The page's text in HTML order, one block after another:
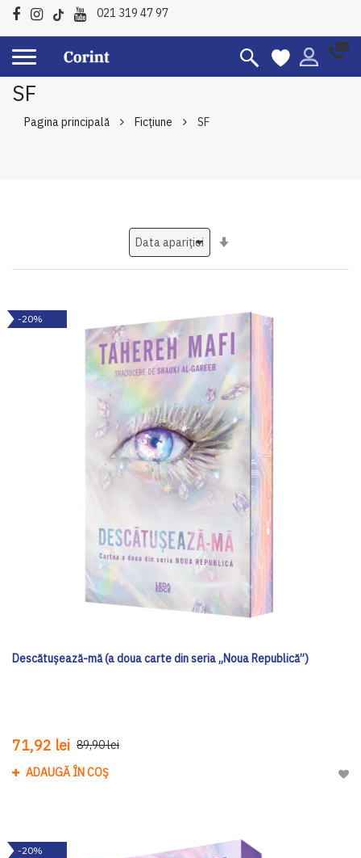
021 319 47 97
SF
Pagina principală Ficțiune SF
-20%
Descătușează-mă (a doua carte din seria „Noua Republică”)
71,92 lei 89,90 lei
ADAUGĂ ÎN COȘ
-20%